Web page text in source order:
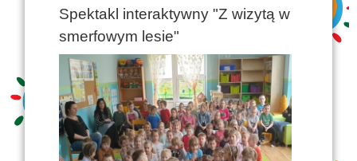
Spektakl interaktywny "Z wizytą w
smerfowym lesie"